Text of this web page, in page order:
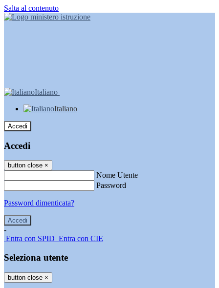
Salta al contenuto
Italiano
Italiano
Accedi
Accedi
button close ×
Nome Utente
Password
Password dimenticata?
-
Entra con SPID Entra con CIE
Seleziona utente
button close ×